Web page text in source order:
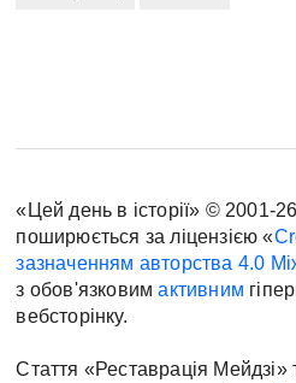
«Цей день в історії» © 2001-
поширюється за ліцензією «
зазначенням авторства 4.0
з обов'язковимактивним
вебсторінку.
Стаття «Реставрація Мейдзі»